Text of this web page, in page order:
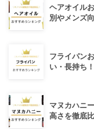
ヘアオイル
別やメンズ
フライパン
い・長持ち
マヌカハニ
高さを徹底